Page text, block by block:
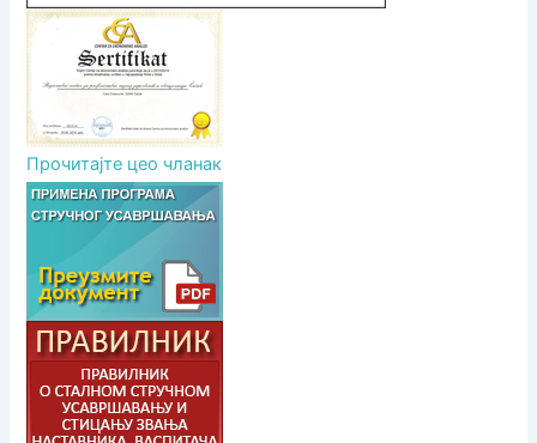
Прочитајте цео чланак